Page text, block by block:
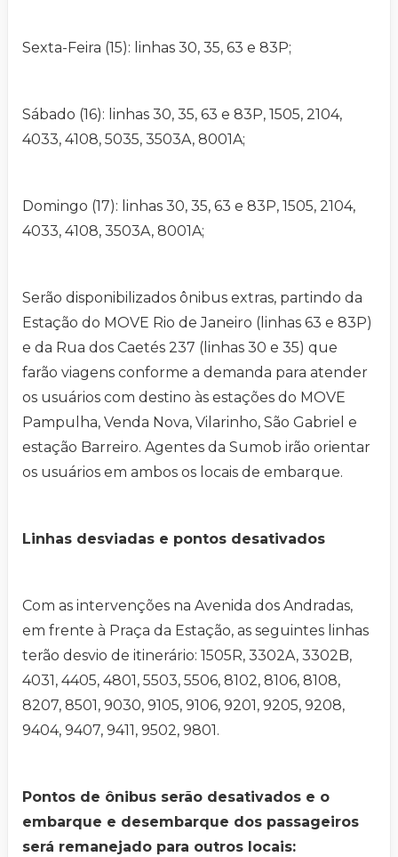
Sexta-Feira (15): linhas 30, 35, 63 e 83P;
Sábado (16): linhas 30, 35, 63 e 83P, 1505, 2104,
4033, 4108, 5035, 3503A, 8001A;
Domingo (17): linhas 30, 35, 63 e 83P, 1505, 2104,
4033, 4108, 3503A, 8001A;
Serão disponibilizados ônibus extras, partindo da
Estação do MOVE Rio de Janeiro (linhas 63 e 83P)
e da Rua dos Caetés 237 (linhas 30 e 35) que
farão viagens conforme a demanda para atender
os usuários com destino às estações do MOVE
Pampulha, Venda Nova, Vilarinho, São Gabriel e
estação Barreiro. Agentes da Sumob irão orientar
os usuários em ambos os locais de embarque.
Linhas desviadas e pontos desativados
Com as intervenções na Avenida dos Andradas,
em frente à Praça da Estação, as seguintes linhas
terão desvio de itinerário: 1505R, 3302A, 3302B,
4031, 4405, 4801, 5503, 5506, 8102, 8106, 8108,
8207, 8501, 9030, 9105, 9106, 9201, 9205, 9208,
9404, 9407, 9411, 9502, 9801.
Pontos de ônibus serão desativados e o
embarque e desembarque dos passageiros
será remanejado para outros locais: